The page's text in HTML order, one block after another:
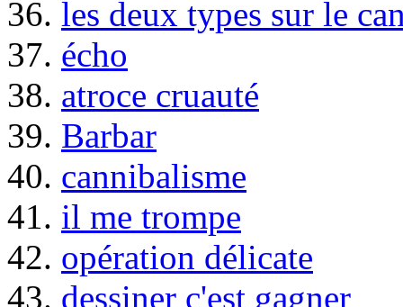
36. les deux types sur le
37. écho
38. atroce cruauté
39. Barbar
40. cannibalisme
41. il me trompe
42. opération délicate
43. dessiner c'est gagner